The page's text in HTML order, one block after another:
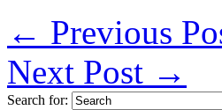
← Previous
Next Post →
Search for: